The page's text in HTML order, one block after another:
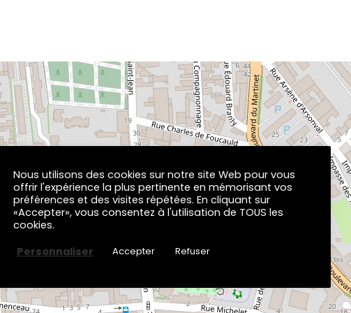
Atelier Bébé signes sur les Émotions
2 rue Saint-Jean
65000 TARBES
Nous utilisons des cookies sur notre site Web pour vous
offrir l'expérience la plus pertinente en mémorisant vos
préférences et des visites répétées. En cliquant sur
«Accepter», vous consentez à l'utilisation de TOUS les
cookies.
Personnaliser
Accepter Refuser